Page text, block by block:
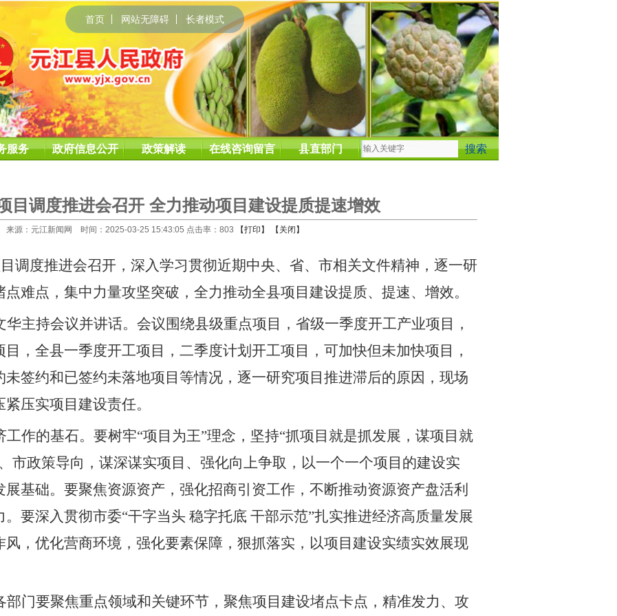
首页 网站无障碍 长者模式
服务 政府信息公开 政策解读 在线咨询留言 县直部门
目调度推进会召开 全力推动项目建设提质提速增效
来源：元江新闻网 时间：2025-03-25 15:43:05 点击率： 803 【打印】 【关闭】
调度推进会召开，深入学习贯彻近期中央、省、市相关文件精神，逐一研
难点，集中力量攻坚突破，全力推动全县项目建设提质、提速、增效。
主持会议并讲话。会议围绕县级重点项目，省级一季度开工产业项目，
，全县一季度开工项目，二季度计划开工项目，可加快但未加快项目，
签约和已签约未落地项目等情况，逐一研究项目推进滞后的原因，现场
压实项目建设责任。
工作的基石。要树牢“项目为王”理念，坚持“抓项目就是抓发展，谋项目就
市政策导向，谋深谋实项目、强化向上争取，以一个一个项目的建设实
基础。要聚焦资源资产，强化招商引资工作，不断推动资源资产盘活利
。要深入贯彻市委“干字当头 稳字托底 干部示范”扎实推进经济高质量发展
，优化营商环境，强化要素保障，狠抓落实，以项目建设实绩实效展现
部门要聚焦重点领域和关键环节，聚焦项目建设堵点卡点，精准发力、攻